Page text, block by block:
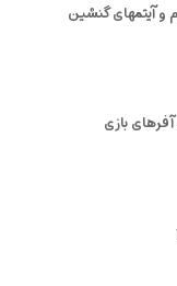
و آیتمهای گنشین
بازی